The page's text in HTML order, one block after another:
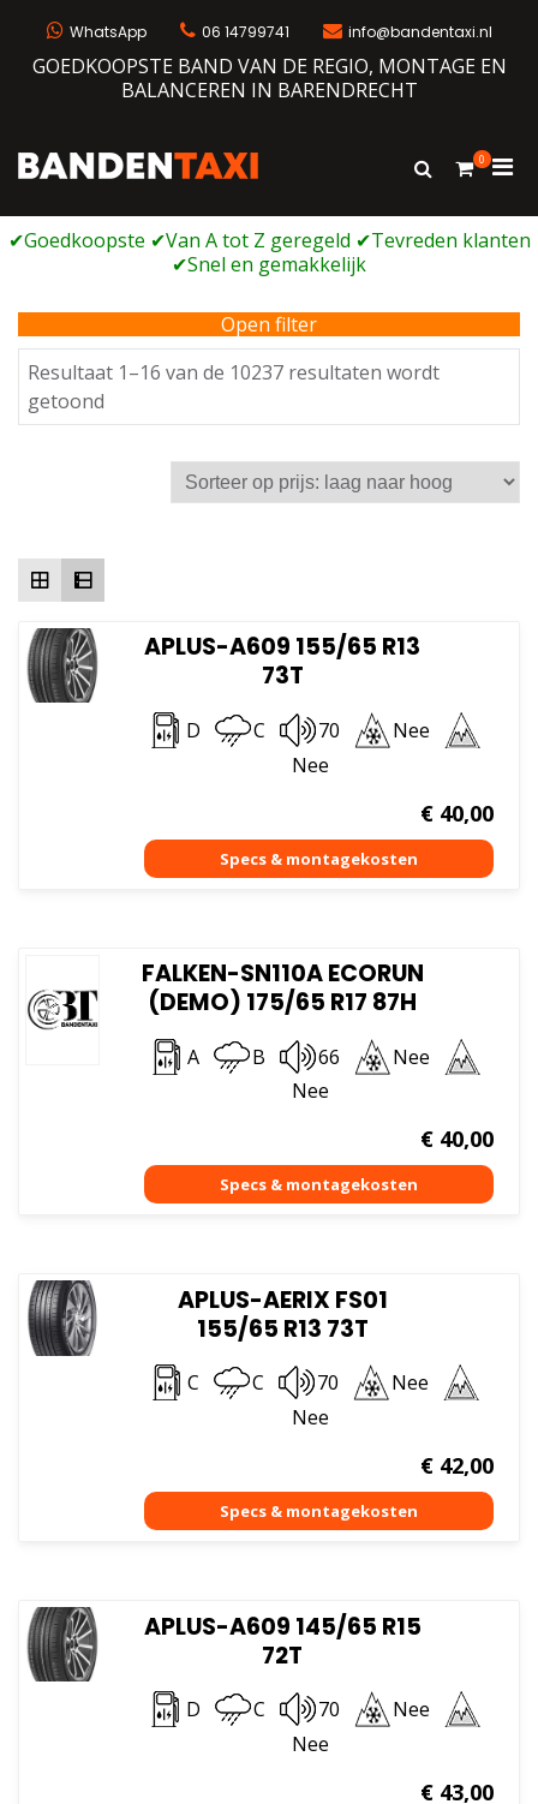
WhatsApp 06 14799741 info@bandentaxi.nl
GOEDKOOPSTE BAND VAN DE REGIO, MONTAGE EN
BALANCEREN IN BARENDRECHT
Bandengarage met eigen webshop
Toon
0
voor
Open filter
Resultaat 1–16 van de 10237 resultaten wordt
getoond
op
APLUS-A609 155/65 R13
73T
D C 70
Nee
Nee
€40,00
FALKEN-SN110A ECORUN
(DEMO) 175/65 R17 87H
A B 66
Nee
Nee
€40,00
APLUS-AERIX FS01
155/65 R13 73T
C C 70
Nee
Nee
€42,00
APLUS-A609 145/65 R15
72T
D C 70
Nee
Nee
€43,00